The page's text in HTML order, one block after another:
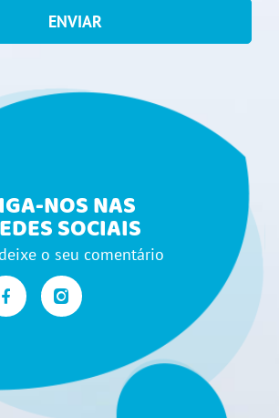
ENVIAR
NOS NAS
SOCIAIS
o seu comentário